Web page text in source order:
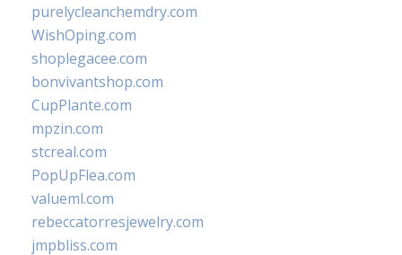
purelycleanchemdry.com
WishOping.com
shoplegacee.com
bonvivantshop.com
CupPlante.com
mpzin.com
stcreal.com
PopUpFlea.com
valueml.com
rebeccatorresjewelry.com
jmpbliss.com